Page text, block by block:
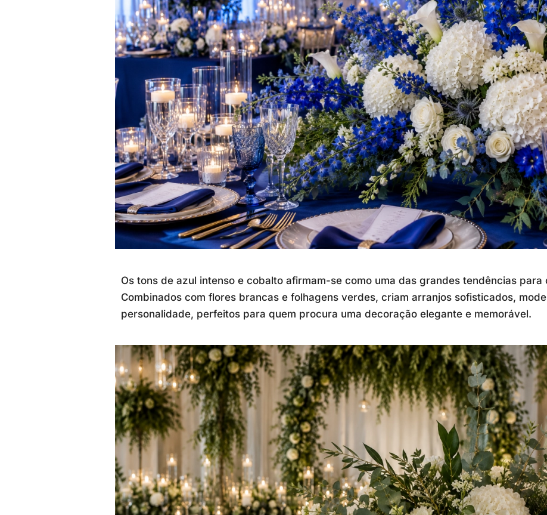
Os tons de azul intenso e cobalto afirmam-se como uma das grandes tendências para
Combinados com flores brancas e folhagens verdes, criam arranjos sofisticados,
personalidade, perfeitos para quem procura uma decoração elegante e memorável.